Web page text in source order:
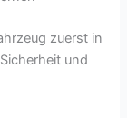
zuerst in
und